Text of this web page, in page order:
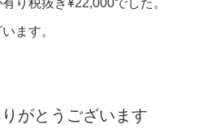
ます。
がとうございます